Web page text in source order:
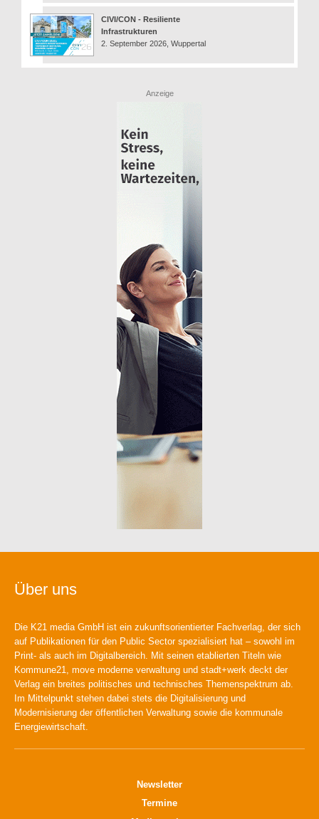
CIVI/CON - Resiliente
Infrastrukturen
2. September 2026, Wuppertal
Anzeige
Über uns
Die K21 media GmbH ist ein zukunftsorientierter Fachverlag, der sich
auf Publikationen für den Public Sector spezialisiert hat – sowohl im
Print- als auch im Digitalbereich. Mit seinen etablierten Titeln wie
Kommune21, move moderne verwaltung und stadt+werk deckt der
Verlag ein breites politisches und technisches Themenspektrum ab.
Im Mittelpunkt stehen dabei stets die Digitalisierung und
Modernisierung der öffentlichen Verwaltung sowie die kommunale
Energiewirtschaft.
Newsletter
Termine